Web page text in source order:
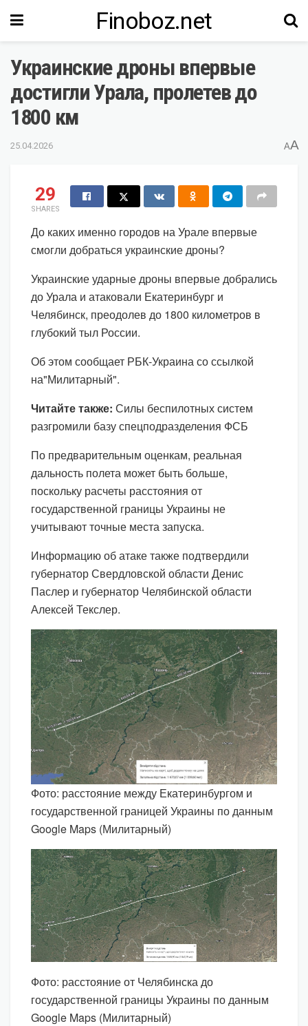
Finoboz.net
Украинские дроны впервые
достигли Урала, пролетев до
1800 км
25.04.2026 AA
29
SHARES
До каких именно городов на Урале впервые
смогли добраться украинские дроны?
Украинские ударные дроны впервые добрались
до Урала и атаковали Екатеринбург и
Челябинск, преодолев до 1800 километров в
глубокий тыл России.
Об этом сообщает РБК-Украина со ссылкой
на"Милитарный".
Читайте также: Силы беспилотных систем
разгромили базу спецподразделения ФСБ
По предварительным оценкам, реальная
дальность полета может быть больше,
поскольку расчеты расстояния от
государственной границы Украины не
учитывают точные места запуска.
Информацию об атаке также подтвердили
губернатор Свердловской области Денис
Паслер и губернатор Челябинской области
Алексей Текслер.
Фото: расстояние между Екатеринбургом и
государственной границей Украины по данным
Google Maps (Милитарный)
Фото: расстояние от Челябинска до
государственной границы Украины по данным
Google Maps (Милитарный)